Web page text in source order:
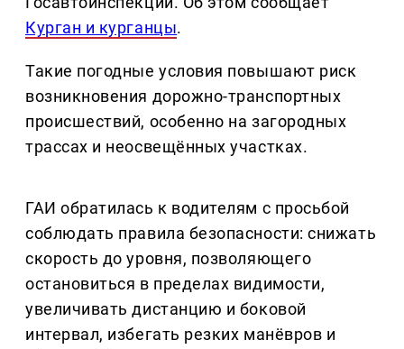
Курган и курганцы.
Такие погодные условия повышают риск
возникновения дорожно-транспортных
происшествий, особенно на загородных
трассах и неосвещённых участках.
ГАИ обратилась к водителям с просьбой
соблюдать правила безопасности: снижать
скорость до уровня, позволяющего
остановиться в пределах видимости,
увеличивать дистанцию и боковой
интервал, избегать резких манёвров и